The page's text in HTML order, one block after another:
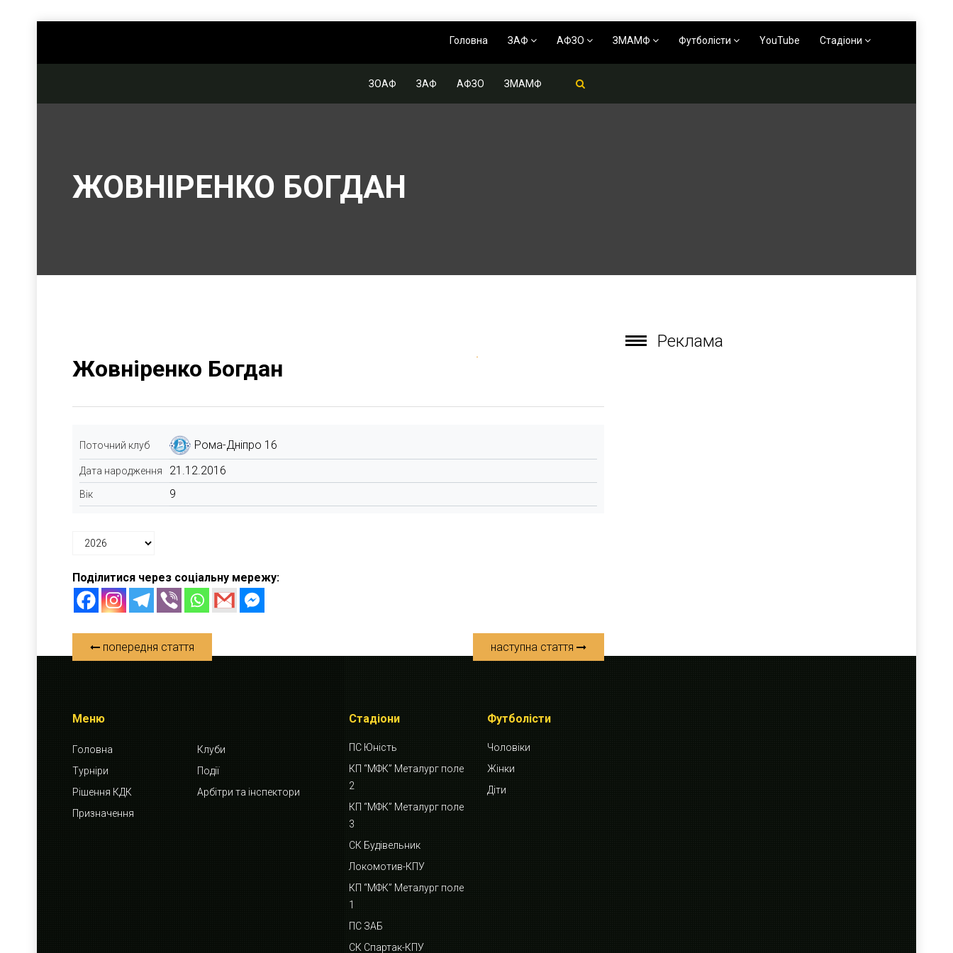
Головна ЗАФ АФЗО ЗМАМФ Футболісти YouTube Стадіони
ЗОАФ ЗАФ АФЗО ЗМАМФ
ЖОВНІРЕНКО БОГДАН
Жовніренко Богдан
Поточний клуб Рома-Дніпро 16
Дата народження 21.12.2016
Вік 9
Поділитися через соціальну мережу:
попередня стаття наступна стаття
Реклама
Меню
Головна
Клуби
Турніри
Події
Рішення КДК
Арбітри та інспектори
Призначення
Стадіони
ПС Юність
КП “МФК” Металург поле
2
КП “МФК” Металург поле
3
СК Будівельник
Локомотив-КПУ
КП “МФК” Металург поле
1
ПС ЗАБ
СК Спартак-КПУ
Футболісти
Чоловіки
Жінки
Діти